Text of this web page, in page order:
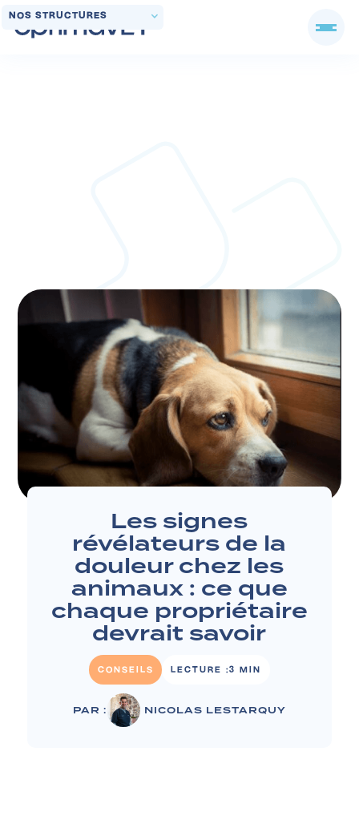
NOS STRUCTURES
Les signes
révélateurs de la
douleur chez les
animaux : ce que
chaque propriétaire
devrait savoir
CONSEILS LECTURE :3 MIN
PAR : NICOLAS LESTARQUY